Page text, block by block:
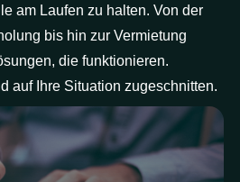
am Laufen zu halten. Von der
bis hin zur Vermietung
die funktionieren.
auf Ihre Situation zugeschnitten.